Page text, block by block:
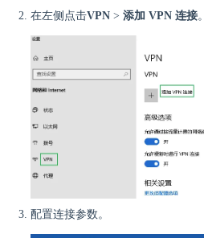
在左侧点击VPN > 添加 VPN 连接。
配置连接参数。